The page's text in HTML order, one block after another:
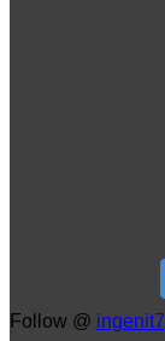
Follow @ ingenit7